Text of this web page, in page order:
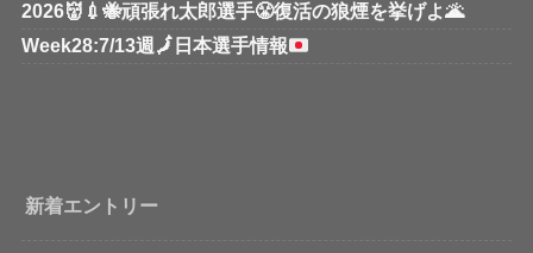
2026👹💉🐝頑張れ太郎選手😤復活の狼煙を挙げよ🌋
Week28:7/13週 🗾 日本選手情報
新着エントリー